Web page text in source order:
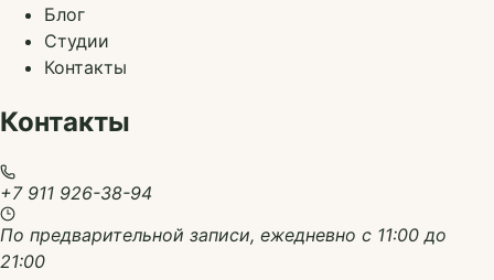
Блог
Студии
Контакты
Контакты
+7 911 926-38-94
По предварительной записи, ежедневно с 11:00 до
21:00